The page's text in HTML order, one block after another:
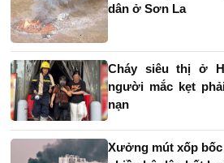
dân ở Sơn La
Cháy siêu thị ở
người mắc kẹt
nạn
Xưởng mút xốp